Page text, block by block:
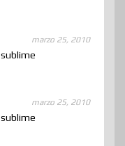
marzo 25, 2010
marzo 25, 2010